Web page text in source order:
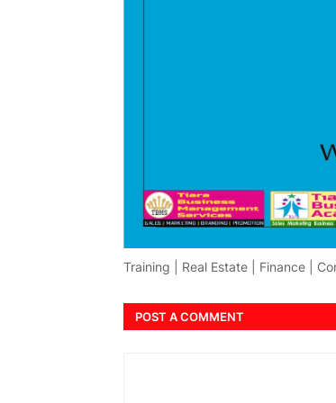
Training | Real Estate | Finance |
POST A COMMENT